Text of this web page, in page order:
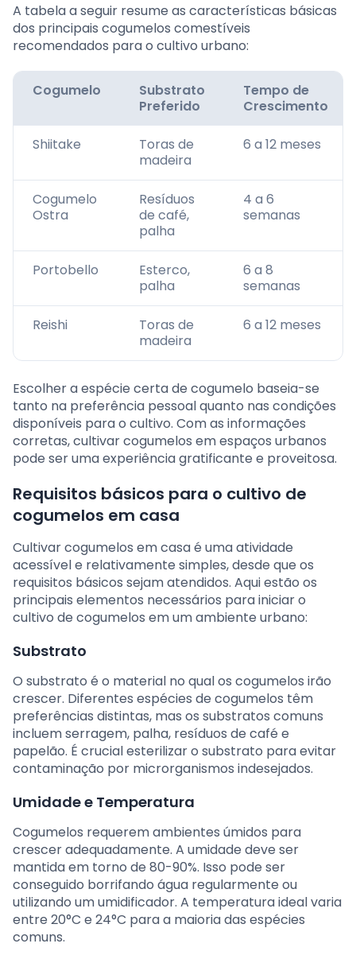
A tabela a seguir resume as características básicas
dos principais cogumelos comestíveis
recomendados para o cultivo urbano:
Cogumelo
Substrato
Preferido
Tempo de
Crescimento
Shiitake
Toras de
madeira
6 a 12 meses
Cogumelo
Ostra
Resíduos
de café,
palha
4 a 6
semanas
Portobello
Esterco,
palha
6 a 8
semanas
Reishi
Toras de
madeira
6 a 12 meses
Escolher a espécie certa de cogumelo baseia-se
tanto na preferência pessoal quanto nas condições
disponíveis para o cultivo. Com as informações
corretas, cultivar cogumelos em espaços urbanos
pode ser uma experiência gratificante e proveitosa.
Requisitos básicos para o cultivo de
cogumelos em casa
Cultivar cogumelos em casa é uma atividade
acessível e relativamente simples, desde que os
requisitos básicos sejam atendidos. Aqui estão os
principais elementos necessários para iniciar o
cultivo de cogumelos em um ambiente urbano:
Substrato
O substrato é o material no qual os cogumelos irão
crescer. Diferentes espécies de cogumelos têm
preferências distintas, mas os substratos comuns
incluem serragem, palha, resíduos de café e
papelão. É crucial esterilizar o substrato para evitar
contaminação por microrganismos indesejados.
Umidade e Temperatura
Cogumelos requerem ambientes úmidos para
crescer adequadamente. A umidade deve ser
mantida em torno de 80-90%. Isso pode ser
conseguido borrifando água regularmente ou
utilizando um umidificador. A temperatura ideal varia
entre 20°C e 24°C para a maioria das espécies
comuns.